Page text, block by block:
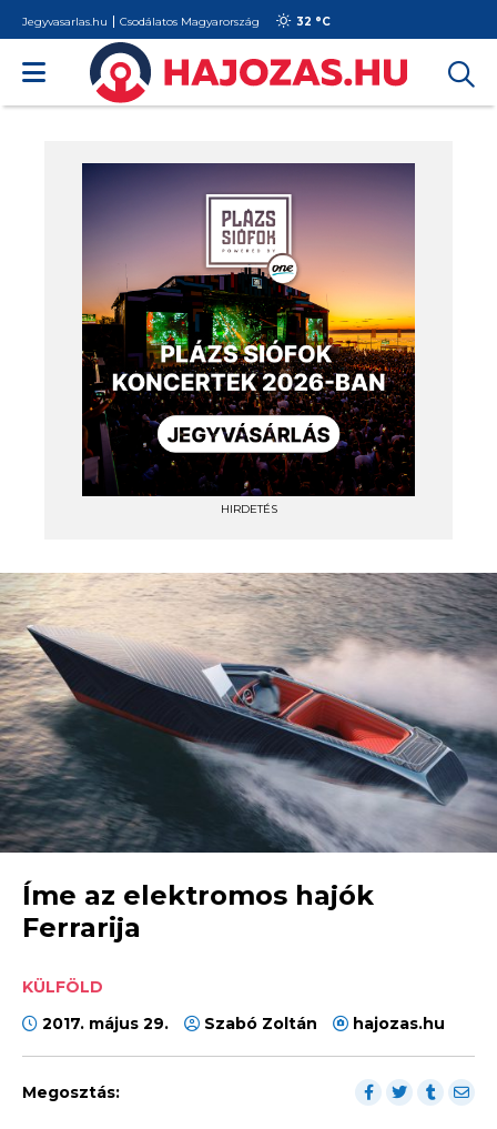
Jegyvasarlas.hu Csodálatos Magyarország 32 °C
HIRDETÉS
Íme az elektromos hajók
Ferrarija
KÜLFÖLD
2017. május 29.
Szabó Zoltán hajozas.hu
Megosztás: